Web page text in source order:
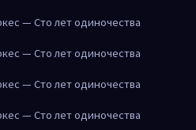
— Сто лет одиночества
— Сто лет одиночества
— Сто лет одиночества
— Сто лет одиночества